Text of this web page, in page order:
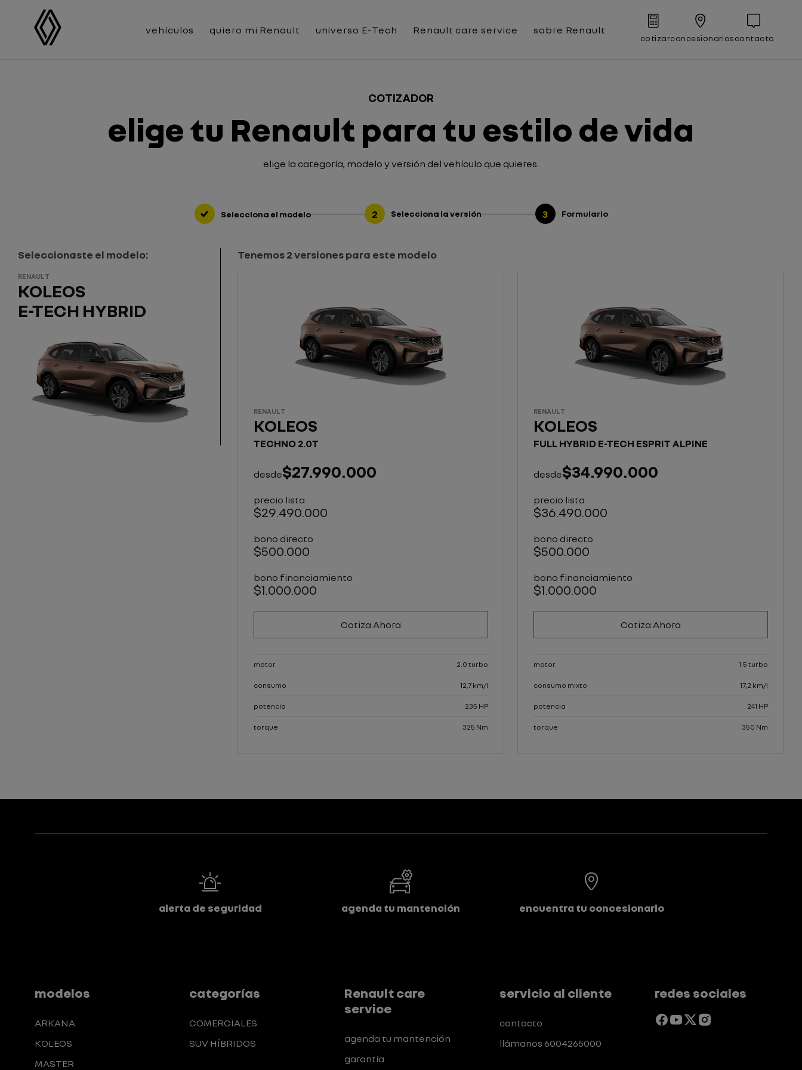
vehículos quiero mi Renault universo E-Tech Renault care service sobre Renault
cotizarconcesionarioscontacto
COTIZADOR
elige tu Renault para tu estilo de vida
elige la categoría, modelo y versión del vehículo que quieres.
Selecciona el modelo 2 Selecciona la versión 3 Formulario
Seleccionaste el modelo:
RENAULT
KOLEOS
E-TECH HYBRID
Tenemos 2 versiones para este modelo
RENAULT
KOLEOS
TECHNO 2.0T
desde$27.990.000
precio lista
$29.490.000
bono directo
$500.000
bono financiamiento
$1.000.000
Cotiza Ahora
motor 2.0 turbo
consumo 12,7 km/l
potencia 235 HP
torque 325 Nm
RENAULT
KOLEOS
FULL HYBRID E-TECH ESPRIT ALPINE
desde$34.990.000
precio lista
$36.490.000
bono directo
$500.000
bono financiamiento
$1.000.000
Cotiza Ahora
motor 1.5 turbo
consumo mixto 17,2 km/l
potencia 241 HP
torque 350 Nm
alerta de seguridad agenda tu mantención encuentra tu concesionario
modelos
ARKANA
KOLEOS
MASTER
categorías
COMERCIALES
SUV HÍBRIDOS
Renault care
service
agenda tu mantención
garantía
servicio al cliente
contacto
llámanos 6004265000
redes sociales